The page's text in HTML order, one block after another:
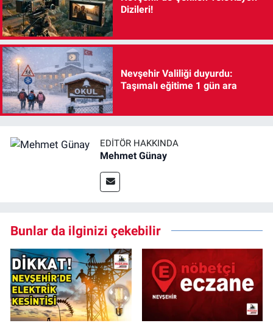
Dizileri!
Nevşehir Valiliği duyurdu:
Taşımalı eğitime 1 gün ara
EDITÖR HAKKINDA
Mehmet Günay
Bunlar da ilginizi çekebilir